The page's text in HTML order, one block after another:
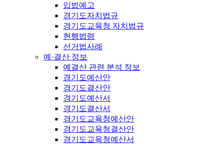
입법예고
경기도자치법규
경기도교육청 자치법규
현행법령
선거법사례
예·결산 정보
예결산 관련 분석 정보
경기도예산안
경기도결산안
경기도예산서
경기도결산서
경기도교육청예산안
경기도교육청결산안
경기도교육청예산서